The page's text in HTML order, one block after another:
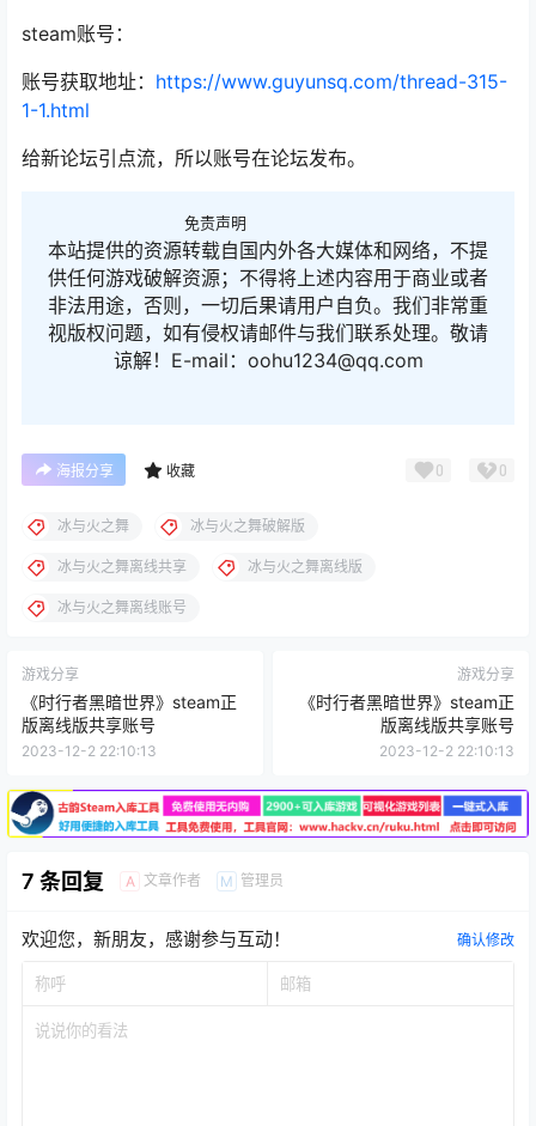
steam账号：
账号获取地址： https://www.guyunsq.com/thread-315-
1-1.html
给新论坛引点流，所以账号在论坛发布。
免责声明
本站提供的资源转载自国内外各大媒体和网络，不提
供任何游戏破解资源；不得将上述内容用于商业或者
非法用途，否则，一切后果请用户自负。我们非常重
视版权问题，如有侵权请邮件与我们联系处理。敬请
谅解！E-mail：oohu1234@qq.com
海报分享 收藏 0 0
冰与火之舞 冰与火之舞破解版
冰与火之舞离线共享 冰与火之舞离线版
冰与火之舞离线账号
游戏分享
《时行者黑暗世界》steam正
版离线版共享账号
2023-12-2 22:10:13
游戏分享
《时行者黑暗世界》steam正
版离线版共享账号
2023-12-2 22:10:13
7 条回复 A 文章作者 M 管理员
欢迎您，新朋友，感谢参与互动！ 确认修改